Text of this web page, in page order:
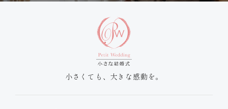
小さくても、大きな感動を。